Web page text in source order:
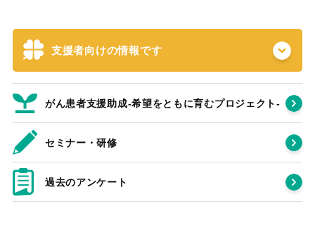
支援者向けの情報です
がん患者支援助成-希望をともに育むプロジェクト‐
セミナー・研修
過去のアンケート